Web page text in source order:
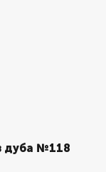
дуба №118